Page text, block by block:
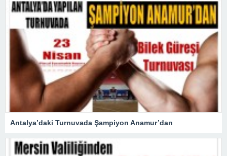
Antalya’daki Turnuvada Şampiyon Anamur’dan